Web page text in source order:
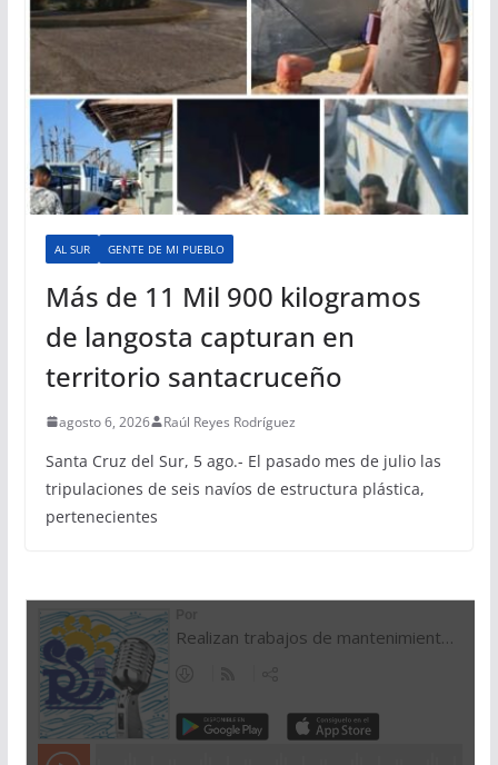
AL SUR GENTE DE MI PUEBLO
Más de 11 Mil 900 kilogramos
de langosta capturan en
territorio santacruceño
agosto 6, 2026 Raúl Reyes Rodríguez
Santa Cruz del Sur, 5 ago.- El pasado mes de julio las
tripulaciones de seis navíos de estructura plástica,
pertenecientes